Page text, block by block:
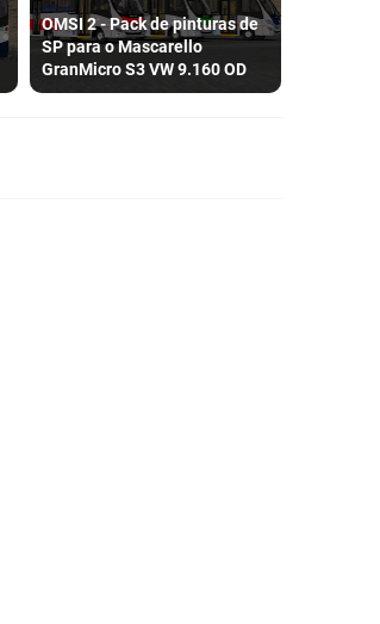
OMSI 2 - Pack de pinturas de
SP para o Mascarello
GranMicro S3 VW 9.160 OD